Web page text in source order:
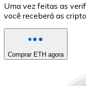
Uma vez feitas as
você receberá as
Comprar ETH agora